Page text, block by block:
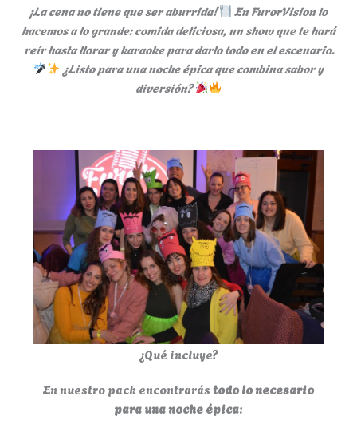
¡La cena no tiene que ser aburrida!
En FurorVision lo
hacemos a lo grande: comida deliciosa, un show que te hará
reír hasta llorar y karaoke para darlo todo en el escenario.
¿Listo para una noche épica que combina sabor y
diversión?
¿Qué incluye?
En nuestro pack encontrarástodo lo necesario
para una noche épica: